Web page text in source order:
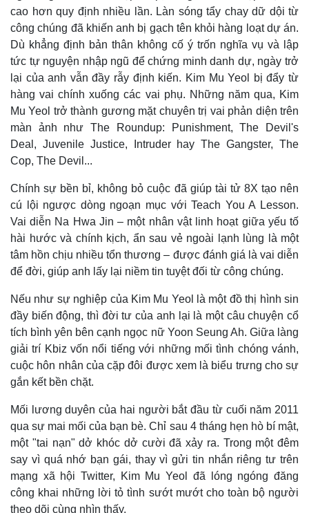
Pháp luật
Vụ án
Tin nóng
Tư vấn luật
Vũ khí
Việt Nam
Phân tích
cao hơn quy định nhiều lần. Làn sóng tẩy chay dữ dội từ
công chúng đã khiến anh bị gạch tên khỏi hàng loạt dự án.
Dù khẳng định bản thân không cố ý trốn nghĩa vụ và lập
tức tự nguyện nhập ngũ để chứng minh danh dự, ngày trở
lại của anh vẫn đầy rẫy định kiến. Kim Mu Yeol bị đẩy từ
hàng vai chính xuống các vai phụ. Những năm qua, Kim
Mu Yeol trở thành gương mặt chuyên trị vai phản diện trên
màn ảnh như The Roundup: Punishment, The Devil's
Deal, Juvenile Justice, Intruder hay The Gangster, The
Cop, The Devil...
Chính sự bền bỉ, không bỏ cuộc đã giúp tài tử 8X tạo nên
cú lội ngược dòng ngoạn mục với Teach You A Lesson.
Vai diễn Na Hwa Jin – một nhân vật linh hoạt giữa yếu tố
hài hước và chính kịch, ẩn sau vẻ ngoài lạnh lùng là một
tâm hồn chịu nhiều tổn thương – được đánh giá là vai diễn
để đời, giúp anh lấy lại niềm tin tuyệt đối từ công chúng.
Nếu như sự nghiệp của Kim Mu Yeol là một đồ thị hình sin
đầy biến động, thì đời tư của anh lại là một câu chuyện cổ
tích bình yên bên cạnh ngọc nữ Yoon Seung Ah. Giữa làng
giải trí Kbiz vốn nổi tiếng với những mối tình chóng vánh,
cuộc hôn nhân của cặp đôi được xem là biểu trưng cho sự
gắn kết bền chặt.
Mối lương duyên của hai người bắt đầu từ cuối năm 2011
qua sự mai mối của bạn bè. Chỉ sau 4 tháng hẹn hò bí mật,
một "tai nạn" dở khóc dở cười đã xảy ra. Trong một đêm
say vì quá nhớ bạn gái, thay vì gửi tin nhắn riêng tư trên
mạng xã hội Twitter, Kim Mu Yeol đã lóng ngóng đăng
công khai những lời tỏ tình sướt mướt cho toàn bộ người
theo dõi cùng nhìn thấy.